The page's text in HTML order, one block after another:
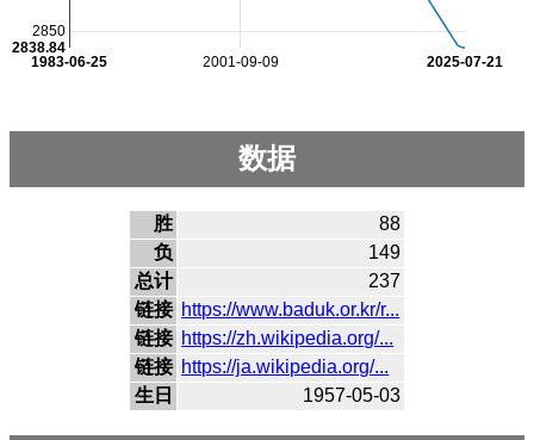
2001-09-09
1983-06-25 2025-07-21
2850
2838.84
数据
胜
88
负
149
总计
237
链接 https://www.baduk.or.kr/r...
链接 https://zh.wikipedia.org/...
链接 https://ja.wikipedia.org/...
生日
1957-05-03